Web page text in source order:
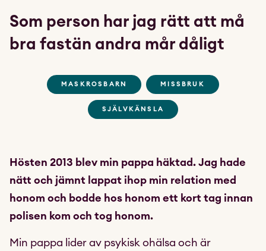
Som person har jag rätt att må
bra fastän andra mår dåligt
MASKROSBARN MISSBRUK
SJÄLVKÄNSLA
Hösten 2013 blev min pappa häktad. Jag hade
nätt och jämnt lappat ihop min relation med
honom och bodde hos honom ett kort tag innan
polisen kom och tog honom.
Min pappa lider av psykisk ohälsa och är